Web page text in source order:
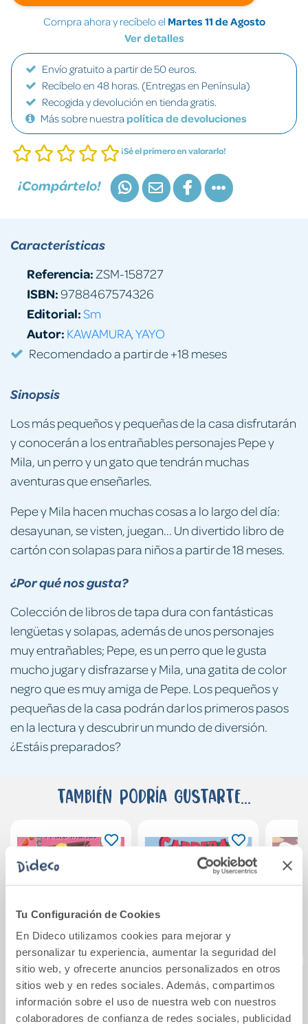
Tu Configuración de Cookies
En Dideco utilizamos cookies para mejorar y
personalizar tu experiencia, aumentar la seguridad del
sitio web, y ofrecerte anuncios personalizados en otros
sitios web y en redes sociales. Además, compartimos
información sobre el uso de nuestra web con nuestros
colaboradores de confianza de redes sociales, publicidad
Compra ahora y recíbelo el Martes 11 de Agosto
Ver detalles
Envío gratuito a partir de 50 euros.
Recíbelo en 48 horas. (Entregas en Península)
Recogida y devolución en tienda gratis.
Más sobre nuestra política de devoluciones
¡Sé el primero en valorarlo!
¡Compártelo!
Sinopsis
Los más pequeños y pequeñas de la casa disfrutarán
y conocerán a los entrañables personajes Pepe y
Mila, un perro y un gato que tendrán muchas
aventuras que enseñarles.
Pepe y Mila hacen muchas cosas a lo largo del día:
desayunan, se visten, juegan... Un divertido libro de
cartón con solapas para niños a partir de 18 meses.
¿Por qué nos gusta?
Colección de libros de tapa dura con fantásticas
lengüetas y solapas, además de unos personajes
muy entrañables; Pepe, es un perro que le gusta
mucho jugar y disfrazarse y Mila, una gatita de color
negro que es muy amiga de Pepe. Los pequeños y
pequeñas de la casa podrán dar los primeros pasos
en la lectura y descubrir un mundo de diversión.
¿Estáis preparados?
Características
Referencia: ZSM-158727
ISBN:9788467574326
Editorial:Sm
Autor: KAWAMURA, YAYO
Recomendado a partir de +18 meses
También podría gustarte...
Moztruos 2: El gran
banquete
Carreras de
dragones 1: Llamas